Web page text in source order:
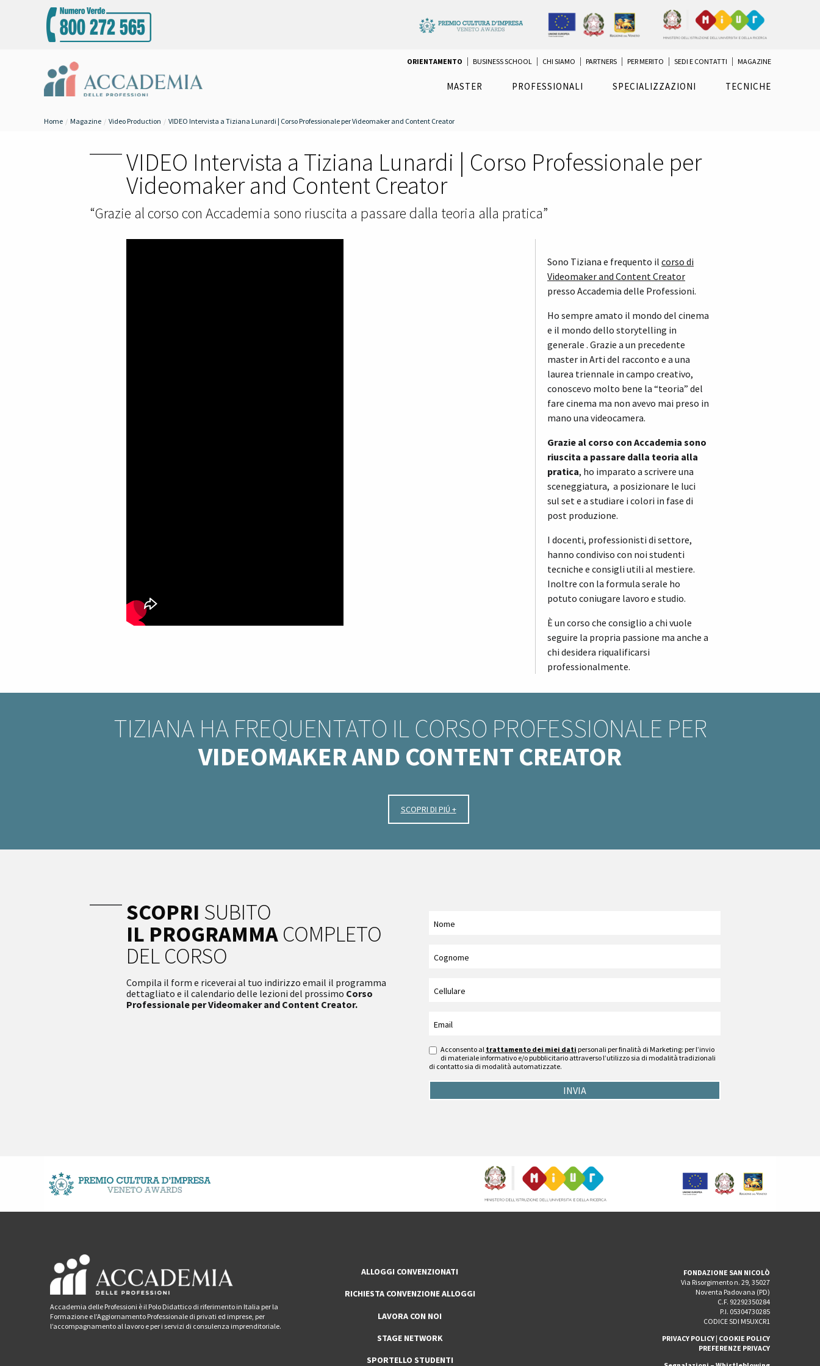
ORIENTAMENTO BUSINESS SCHOOL CHI SIAMO PARTNERS PER MERITO SEDI E CONTATTI MAGAZINE
MASTER PROFESSIONALI SPECIALIZZAZIONI TECNICHE
Home Magazine Video Production VIDEO Intervista a Tiziana Lunardi | Corso Professionale per Videomaker and Content Creator
VIDEO Intervista a Tiziana Lunardi | Corso Professionale per
Videomaker and Content Creator
“Grazie al corso con Accademia sono riuscita a passare dalla teoria alla pratica”
Sono Tiziana e frequento il corso di
Videomaker and Content Creator
presso Accademia delle Professioni.
Ho sempre amato il mondo del cinema
e il mondo dello storytelling in
generale . Grazie a un precedente
master in Arti del racconto e a una
laurea triennale in campo creativo,
conoscevo molto bene la “teoria” del
fare cinema ma non avevo mai preso in
mano una videocamera.
Grazie al corso con Accademia sono
riuscita a passare dalla teoria alla
pratica, ho imparato a scrivere una
sceneggiatura, a posizionare le luci
sul set e a studiare i colori in fase di
post produzione.
I docenti, professionisti di settore,
hanno condiviso con noi studenti
tecniche e consigli utili al mestiere.
Inoltre con la formula serale ho
potuto coniugare lavoro e studio.
È un corso che consiglio a chi vuole
seguire la propria passione ma anche a
chi desidera riqualificarsi
professionalmente.
TIZIANA HA FREQUENTATO IL CORSO PROFESSIONALE PER
VIDEOMAKER AND CONTENT CREATOR
SCOPRI DI PIÚ +
SCOPRI SUBITO
IL PROGRAMMA COMPLETO
DEL CORSO
Compila il form e riceverai al tuo indirizzo email il programma
dettagliato e il calendario delle lezioni del prossimo Corso
Professionale per Videomaker and Content Creator.
Acconsento al trattamento dei miei dati personali per finalità di Marketing: per l’invio
di materiale informativo e/o pubblicitario attraverso l’utilizzo sia di modalità tradizionali
di contatto sia di modalità automatizzate.
Accademia delle Professioni è il Polo Didattico di riferimento in Italia per la
Formazione e l’Aggiornamento Professionale di privati ed imprese, per
l’accompagnamento al lavoro e per i servizi di consulenza imprenditoriale.
ALLOGGI CONVENZIONATI
RICHIESTA CONVENZIONE ALLOGGI
LAVORA CON NOI
STAGE NETWORK
SPORTELLO STUDENTI
FONDAZIONE SAN NICOLÒ
Via Risorgimento n. 29, 35027
Noventa Padovana (PD)
C.F. 92292350284
P.I. 05304730285
CODICE SDI M5UXCR1
PRIVACY POLICY| COOKIE POLICY
PREFERENZE PRIVACY